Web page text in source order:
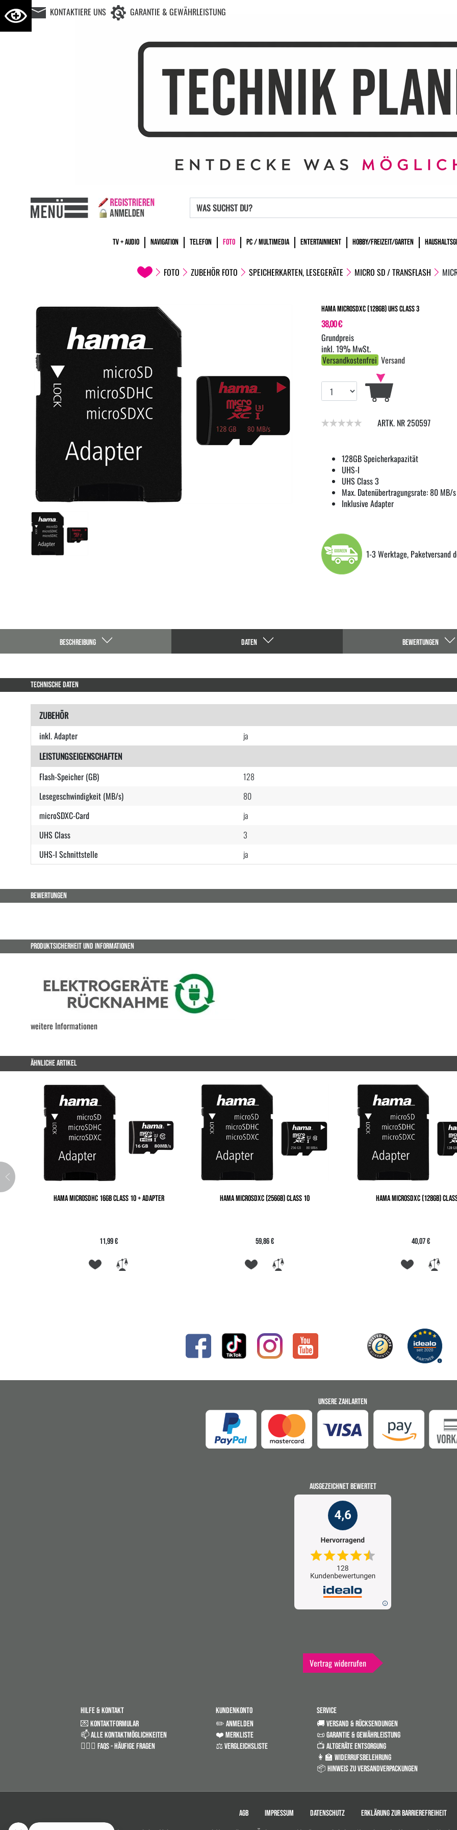
KONTAKTIERE UNS GARANTIE & GEWÄHRLEISTUNG
TV + AUDIO NAVIGATION TELEFON FOTO PC / MULTIMEDIA ENTERTAINMENT HOBBY/FREIZEIT/GARTEN
FOTO ZUBEHÖR FOTO SPEICHERKARTEN, LESEGERÄTE MICRO SD / TRANSFLASH
Hama microSDXC (128GB) UHS Class 3
ARTK. NR 250597
128GB Speicherkapazität
UHS-I
UHS Class 3
Max. Datenübertragungsrate: 80 MB/s
Inklusive Adapter
1-3 Werktage, Paketversand
38,00 €
inkl. 19% MwSt.
Versandkostenfrei Versand
BESCHREIBUNG DATEN BEWERTUNGEN
TECHNISCHE DATEN
ZUBEHÖR
inkl. Adapter
ja
LEISTUNGSEIGENSCHAFTEN
Flash-Speicher (GB)
128
Lesegeschwindigkeit (MB/s)
80
microSDXC-Card
ja
UHS Class
3
UHS-I Schnittstelle
ja
BEWERTUNGEN
PRODUKTSICHERHEIT UND INFORMATIONEN
weitere Informationen
ÄHNLICHE ARTIKEL
HAMA MICROSDHC 16GB CLASS 10 + ADAPTER
11,99 €
HAMA MICROSDXC (256GB) CLASS 10
59,86 €
HAMA MICROSDXC (128GB)
40,07 €
UNSERE ZAHLARTEN
AUSGEZEICHNET BEWERTET
Vertrag widerrufen
HILFE & KONTAKT
💌 KONTAKTFORMULAR
📫 ALLE KONTAKTMÖGLICHKEITEN
🤷🏼‍♂️ FAQS - HÄUFIGE FRAGEN
KUNDENKONTO
✏️ ANMELDEN
❤️ MERKLISTE
⚖️ VERGLEICHSLISTE
SERVICE
🚚 VERSAND & RÜCKSENDUNGEN
📜 GARANTIE & GEWÄHRLEISTUNG
📺 ALTGERÄTE ENTSORGUNG
👩‍🏫 WIDERRUFSBELEHRUNG
📦 HINWEIS ZU VERSANDVERPACKUNGEN
AGB IMPRESSUM DATENSCHUTZ ERKLÄRUNG ZUR BARRIEREFREIHEIT